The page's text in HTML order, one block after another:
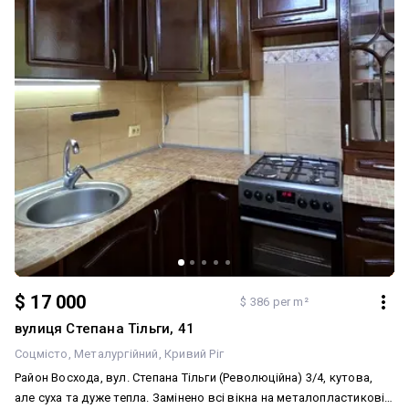
1400грн - прописаних немає - документи готові до продажу
Дзвоніть і ми з задоволенням відповімо на всі Ваші запитання і
організуємо показ в зручний для Вас час. Також за Вашим
запитом можемо надати відеоогляд квартири ) тел.0976981920
Олександра
$ 17 000 $ 386 per m²
вулиця Степана Тільги, 41
Соцмісто Металургійний Кривий Ріг
Район Восхода, вул. Степана Тільги (Революційна) 3/4, кутова,
але суха та дуже тепла. Замінено всі вікна на металопластикові,